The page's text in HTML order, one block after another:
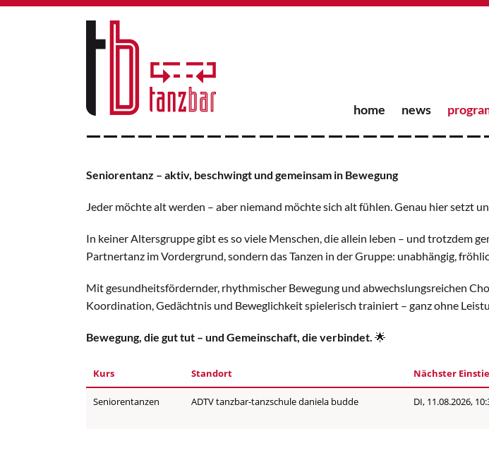
home news
Seniorentanz – aktiv, beschwingt und gemeinsam in Bewegung
Jeder möchte alt werden – aber niemand möchte sich alt fühlen. Genau hier setzt
In keiner Altersgruppe gibt es so viele Menschen, die allein leben – und trotzdem
Partnertanz im Vordergrund, sondern das Tanzen in der Gruppe: unabhängig,
Mit gesundheitsfördernder, rhythmischer Bewegung und abwechslungsreichen
Koordination, Gedächtnis und Beweglichkeit spielerisch trainiert – ganz ohne
Bewegung, die gut tut – und Gemeinschaft, die verbindet. 🌟